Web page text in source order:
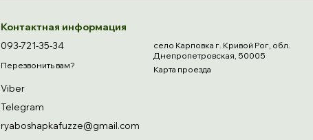
Контактная информация
093-721-35-34
Перезвонить вам?
Viber
Telegram
ryaboshapkafuzze@gmail.com
село Карповка г. Кривой Рог, обл.
Днепропетровская, 50005
Карта проезда